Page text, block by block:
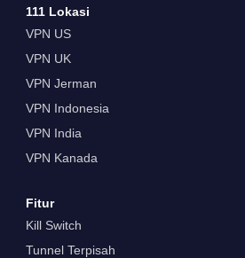
111 Lokasi
VPN US
VPN UK
VPN Jerman
VPN Indonesia
VPN India
VPN Kanada
Fitur
Kill Switch
Tunnel Terpisah